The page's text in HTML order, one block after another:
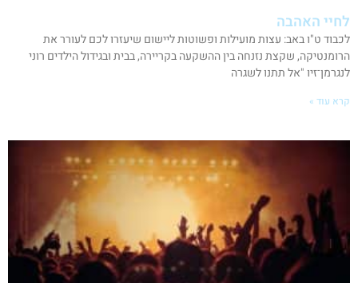
לחיי האהבה
לכבוד ט"ו באב: עצות מועילות ופשוטות ליישום שיעזרו לכם לעורר את
הרומנטיקה, שקצת נזנחה בין ההשקעה בקריירה, בבית ובגידול הילדים רוני
לנגרמן־זיו "אל תתנו לשגרה
קרא עוד »